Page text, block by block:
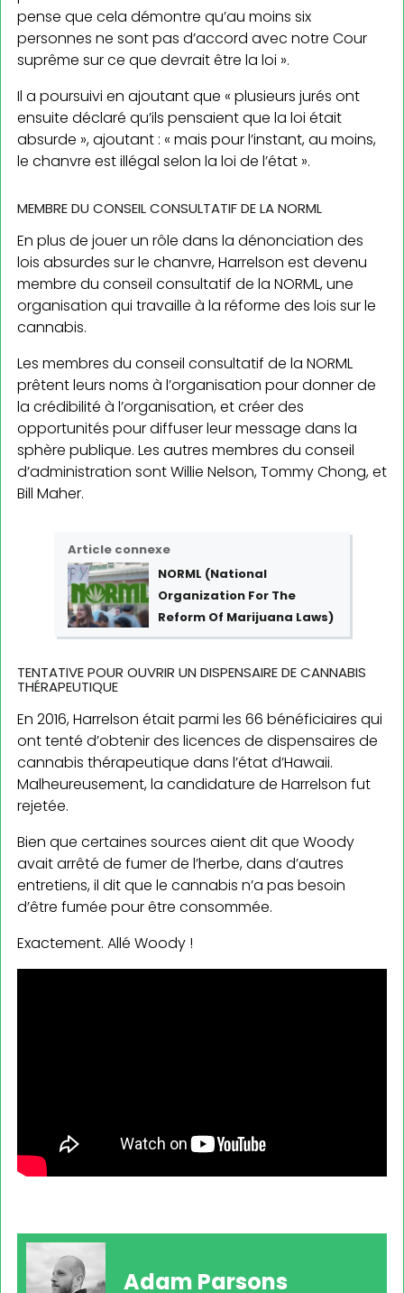
pense que cela démontre qu’au moins six
personnes ne sont pas d’accord avec notre Cour
suprême sur ce que devrait être la loi ».
Il a poursuivi en ajoutant que « plusieurs jurés ont
ensuite déclaré qu’ils pensaient que la loi était
absurde », ajoutant : « mais pour l’instant, au moins,
le chanvre est illégal selon la loi de l’état ».
MEMBRE DU CONSEIL CONSULTATIF DE LA NORML
En plus de jouer un rôle dans la dénonciation des
lois absurdes sur le chanvre, Harrelson est devenu
membre du conseil consultatif de la NORML, une
organisation qui travaille à la réforme des lois sur le
cannabis.
Les membres du conseil consultatif de la NORML
prêtent leurs noms à l’organisation pour donner de
la crédibilité à l’organisation, et créer des
opportunités pour diffuser leur message dans la
sphère publique. Les autres membres du conseil
d’administration sont Willie Nelson, Tommy Chong, et
Bill Maher.
Article connexe
NORML (National
Organization For The
Reform Of Marijuana Laws)
TENTATIVE POUR OUVRIR UN DISPENSAIRE DE CANNABIS
THÉRAPEUTIQUE
En 2016, Harrelson était parmi les 66 bénéficiaires qui
ont tenté d’obtenir des licences de dispensaires de
cannabis thérapeutique dans l’état d’Hawaii.
Malheureusement, la candidature de Harrelson fut
rejetée.
Bien que certaines sources aient dit que Woody
avait arrêté de fumer de l’herbe, dans d’autres
entretiens, il dit que le cannabis n’a pas besoin
d’être fumée pour être consommée.
Exactement. Allé Woody !
Adam Parsons